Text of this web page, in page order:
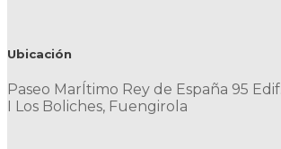
Ubicación
Paseo MarÍtimo Rey de España 95
I Los Boliches, Fuengirola